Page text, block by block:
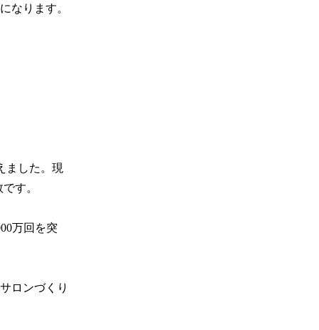
なります。
ました。現
す。
万回を突
ロンづくり